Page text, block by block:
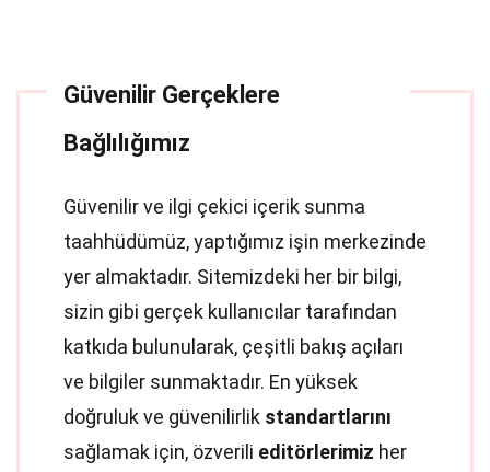
Güvenilir Gerçeklere
Bağlılığımız
Güvenilir ve ilgi çekici içerik sunma
taahhüdümüz, yaptığımız işin merkezinde
yer almaktadır. Sitemizdeki her bir bilgi,
sizin gibi gerçek kullanıcılar tarafından
katkıda bulunularak, çeşitli bakış açıları
ve bilgiler sunmaktadır. En yüksek
doğruluk ve güvenilirlik standartlarını
sağlamak için, özverili editörlerimiz her